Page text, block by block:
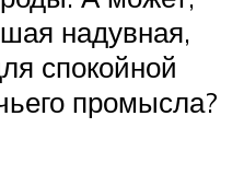
надувная,
спокойной
промысла?